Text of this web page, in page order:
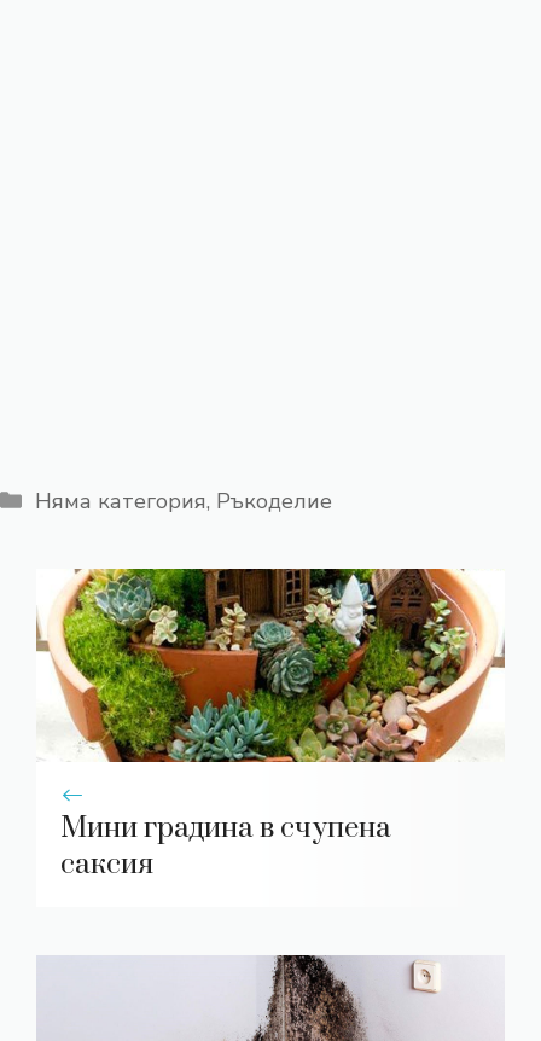
Категории
Няма категория, Ръкоделие
Мини градина в счупена
саксия